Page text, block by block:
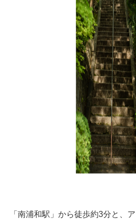
「南浦和駅」から徒歩約3分と、